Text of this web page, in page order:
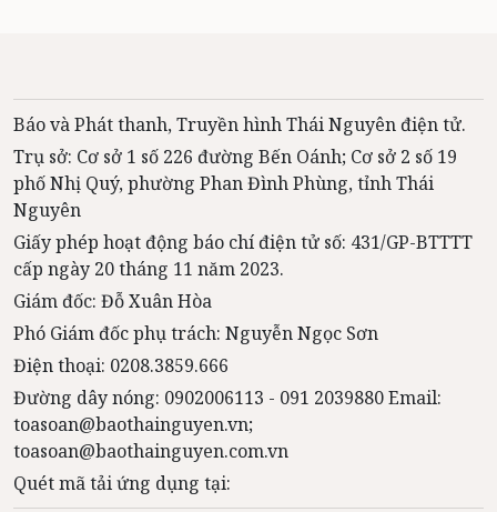
Báo và Phát thanh, Truyền hình Thái Nguyên điện tử.
Trụ sở: Cơ sở 1 số 226 đường Bến Oánh; Cơ sở 2 số 19
phố Nhị Quý, phường Phan Đình Phùng, tỉnh Thái
Nguyên
Giấy phép hoạt động báo chí điện tử số: 431/GP-BTTTT
cấp ngày 20 tháng 11 năm 2023.
Giám đốc: Đỗ Xuân Hòa
Phó Giám đốc phụ trách: Nguyễn Ngọc Sơn
Điện thoại: 0208.3859.666
Đường dây nóng: 0902006113 - 091 2039880 Email:
toasoan@baothainguyen.vn;
toasoan@baothainguyen.com.vn
Quét mã tải ứng dụng tại: